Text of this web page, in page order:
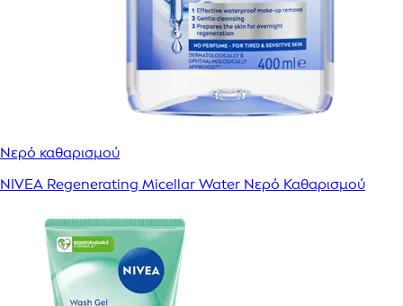
Νερό καθαρισμού
NIVEA Regenerating Micellar Water Νερό Καθαρισμού